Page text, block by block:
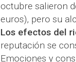
octubre salieron
euros), pero su
Los efectos del
reputación se
Emociones y